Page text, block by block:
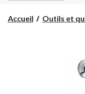
Accueil Outils et